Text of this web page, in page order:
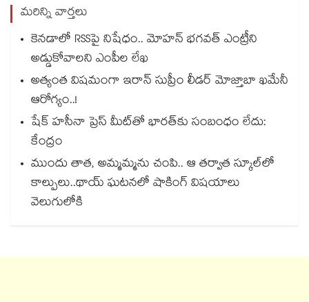
మరిన్ని వార్తలు
కెనడాలో RSSపై నిషేధం.. మోహన్ భగవత్ ఎంట్రీని
అడ్డుకోవాలని ఎంపీల లేఖ
అత్యంత విషమంగా ఇరాన్ సుప్రీం లీడర్ మోజ్తాబా ఖమేనీ
ఆరోగ్యం..!
షేక్ హసీనా ప్రెస్ మీట్‎తో భారత్‎కు సంబంధం లేదు:
కేంద్రం
ముందు తాత, అమ్మమ్మను చంపి.. ఆ తర్వాత స్కూల్‌లో
కాల్పులు..థాయ్ ఘటనలో షాకింగ్ విషయాలు
వెలుగులోకి